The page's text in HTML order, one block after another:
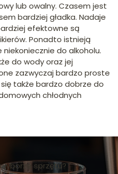
lub owalny. Czasem jest
bardziej gładka. Nadaje
efektowne są
Ponadto istnieją
do alkoholu.
do wody oraz jej
zazwyczaj bardzo proste
także bardzo dobrze do
chłodnych
sprzętu?